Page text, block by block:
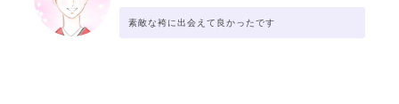
素敵な袴に出会えて良かったです